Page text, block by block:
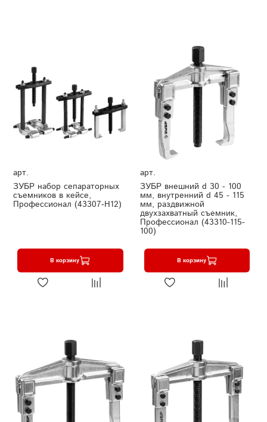
арт.
ЗУБР набор сепараторных
съемников в кейсе,
Профессионал (43307-H12)
В корзину
арт.
ЗУБР внешний d 30 - 100
мм, внутренний d 45 - 115
мм, раздвижной
двухзахватный съемник,
Профессионал (43310-115-
100)
В корзину